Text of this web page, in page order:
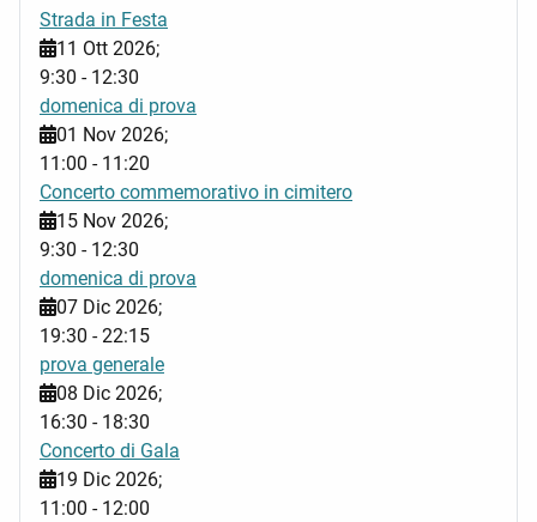
Strada in Festa
11 Ott 2026;
9:30 - 12:30
domenica di prova
01 Nov 2026;
11:00 - 11:20
Concerto commemorativo in cimitero
15 Nov 2026;
9:30 - 12:30
domenica di prova
07 Dic 2026;
19:30 -22:15
prova generale
08 Dic 2026;
16:30 - 18:30
Concerto di Gala
19 Dic 2026;
11:00 - 12:00